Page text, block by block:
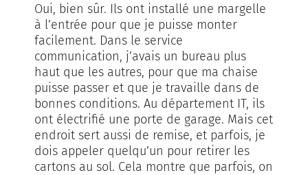
Oui, bien sûr. Ils ont installé une margelle
à l’entrée pour que je puisse monter
facilement. Dans le service
communication, j’avais un bureau plus
haut que les autres, pour que ma chaise
puisse passer et que je travaille dans de
bonnes conditions. Au département IT, ils
ont électrifié une porte de garage. Mais cet
endroit sert aussi de remise, et parfois, je
dois appeler quelqu’un pour retirer les
cartons au sol. Cela montre que parfois, on